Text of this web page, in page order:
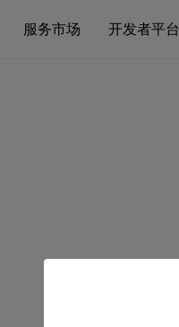
服务市场 开发者平台